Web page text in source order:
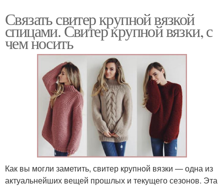
Связать свитер крупной вязкой
спицами. Свитер крупной вязки, с
чем носить
Как вы могли заметить, свитер крупной вязки — одна из
актуальнейших вещей прошлых и текущего сезонов. Эта